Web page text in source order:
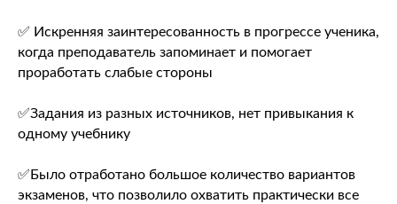
✅ Искренняя заинтересованность в прогрессе ученика,
когда преподаватель запоминает и помогает
проработать слабые стороны
✅Задания из разных источников, нет привыкания к
одному учебнику
✅Было отработано большое количество вариантов
экзаменов, что позволило охватить практически все